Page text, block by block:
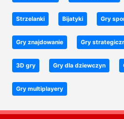
Strzelanki Bijatyki Gry
Gry znajdowanie Gry
3D gry Gry dla dziewczyn
Gry multiplayery